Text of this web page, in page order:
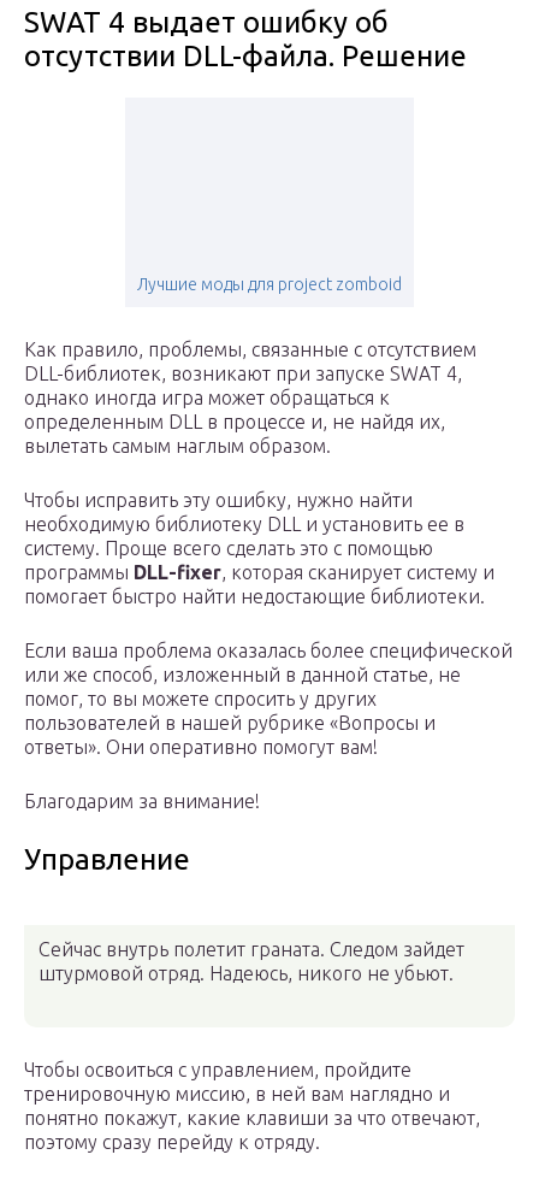
SWAT 4 выдает ошибку об
отсутствии DLL-файла. Решение
Лучшие моды для project zomboid
Как правило, проблемы, связанные с отсутствием
DLL-библиотек, возникают при запуске SWAT 4,
однако иногда игра может обращаться к
определенным DLL в процессе и, не найдя их,
вылетать самым наглым образом.
Чтобы исправить эту ошибку, нужно найти
необходимую библиотеку DLL и установить ее в
систему. Проще всего сделать это с помощью
программы DLL-fixer, которая сканирует систему и
помогает быстро найти недостающие библиотеки.
Если ваша проблема оказалась более специфической
или же способ, изложенный в данной статье, не
помог, то вы можете спросить у других
пользователей в нашей рубрике «Вопросы и
ответы». Они оперативно помогут вам!
Благодарим за внимание!
Управление
Сейчас внутрь полетит граната. Следом зайдет
штурмовой отряд. Надеюсь, никого не убьют.
Чтобы освоиться с управлением, пройдите
тренировочную миссию, в ней вам наглядно и
понятно покажут, какие клавиши за что отвечают,
поэтому сразу перейду к отряду.